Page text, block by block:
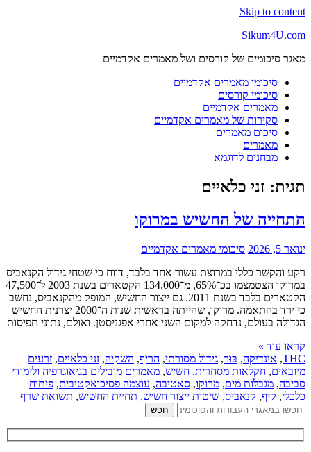
Skip to content
Sikum4U.com
מאגר סיכומים של קורסים ושל מאמרים אקדמיים
סיכומי מאמרים אקדמיים
סיכומי קורסים
מאמרים אקדמיים
סקירות של מאמרים אקדמיים
סיכום מאמרים
מאמרים
מבחנים לדוגמא
תגית: זני כלאיים
התחייה של החשיש במרוקו
ינואר 5, 2026
סיכומי מאמרים אקדמיים
רקע והקשר כללי במרוצת עשור אחד בלבד, דווח כי שטחי גידול הקנאביס
במרוקו הצטמצמו בכ־65%, מ־134,000 הקטארים בשנת 2003 ל־47,500
הקטארים בלבד בשנת 2011. גם ייצור החשיש, המופק מהקנאביס, נחשב
כי ירד בהתאמה. מרוקו, שהייתה בראשית שנות ה־2000 יצרנית החשיש
הגדולה בעולם, נדחקה למקום השני אחרי אפגניסטן. ואולם, נתוני תפיסות
קראו עוד »
THC
, אינדיקה, בּוּר, גידול מסורתי, הריף, השקיה, זני כלאיים, זרעים
מיובאים, חקלאות מסחרית, חשיש, מאמרים מובילים בגיאוגרפיה ולימודי
סביבה, מגבלות מים, מרוקו, סאטיבה, עוצמה פסיכואקטיבית, פיתוח
כלכלי, קיף, קנאביס, שיטות ייצור חשיש, תחיית החשיש, תשואת שרף